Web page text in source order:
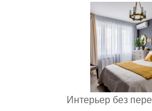
Интерьер без